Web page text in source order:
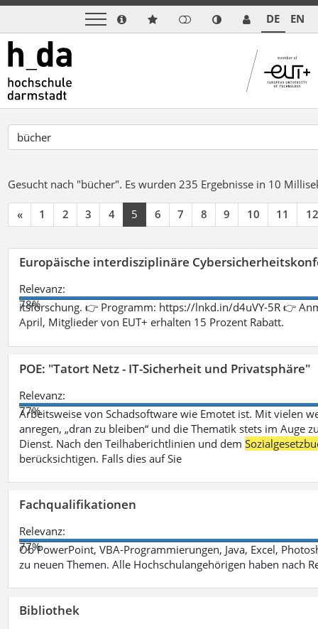
DE EN
Gesucht nach "bücher". Es wurden 235 Ergebnisse in 10
« 1 2 3 4 5 6 7 8 9 10 11 12
Europäische interdisziplinäre
Relevanz:
78%
itsforschung. 👉 Programm: https://lnkd.in/d4uVY-5R 👉
April, Mitglieder von EUT+ erhalten 15 Prozent Rabatt.
POE: "Tatort Netz - IT-Sicherheit und Privatsphäre"
Relevanz:
77%
Arbeitsweise von Schadsoftware wie Emotet ist. Mit vielen
anregen, „dran zu bleiben“ und die Thematik stets im
Dienst. Nach den Teilhaberichtlinien und dem
berücksichtigen. Falls dies auf Sie
Fachqualifikationen
Relevanz:
77%
Ob PowerPoint, VBA-Programmierungen, Java, Excel,
zu neuen Themen. Alle Hochschulangehörigen haben nach
Bibliothek